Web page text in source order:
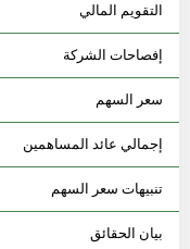
التقويم المالي
إفصاحات الشركة
سعر السهم
إجمالي عائد المساهمين
تنبيهات سعر السهم
بيان الحقائق